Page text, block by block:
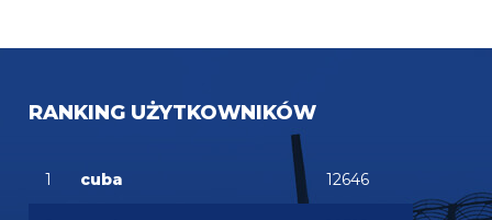
RANKING UŻYTKOWNIKÓW
1 cuba 12646